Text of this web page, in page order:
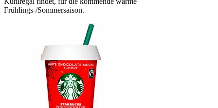
Frühlings-/Sommersaison.